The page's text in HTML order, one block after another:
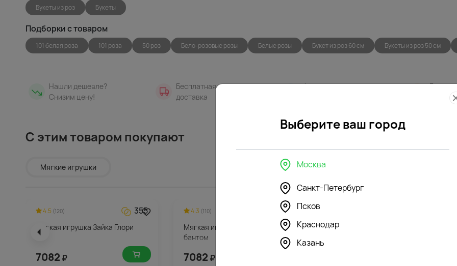
Букеты из роз Букеты
Подборки с товаром
101 белая роза 101 роза 50 роз Бело-розовые розы Белые розы Букет из роз 60 см Букеты из роз 50 см
Нашли дешевле?
Снизим цену!
Бесплатная
доставка
Фото
С этим товаром покупают
Мягкие игрушки
4.5 (120) 355
Мягкая игрушка Зайка Глори
7082 ₽
4.3 (110) 355
Мягкая игрушка Зайка Глори с
бантом
7082 ₽
Мягкая игрушка Бегемотик
Выберите ваш город
Москва
Санкт-Петербург
Псков
Краснодар
Казань